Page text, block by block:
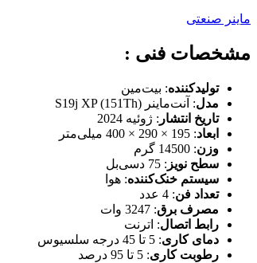
ماینر صنعتی
مشخصات فنی :
تولیدکننده: بیت‌مین
مدل: آنت‌ماینر S19j XP (151Th)
تاریخ انتشار : ژوئیه 2024
ابعاد: 195 × 290 × 400 میلی‌متر
وزن: 14500 گرم
سطح نویز : 75 دسی‌بل
سیستم خنک‌کننده: هوا
تعداد فن: 4 عدد
مصرف برق: 3247 وات
رابط اتصال: اترنت
دمای کاری: 5 تا 45 درجه سلسیوس
رطوبت کاری: 5 تا 95 درصد